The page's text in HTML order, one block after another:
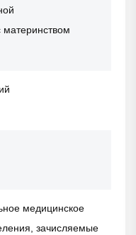
материнством
медицинское
зачисляемые